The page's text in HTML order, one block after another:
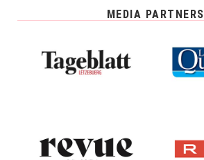
MEDIA PARTNERS